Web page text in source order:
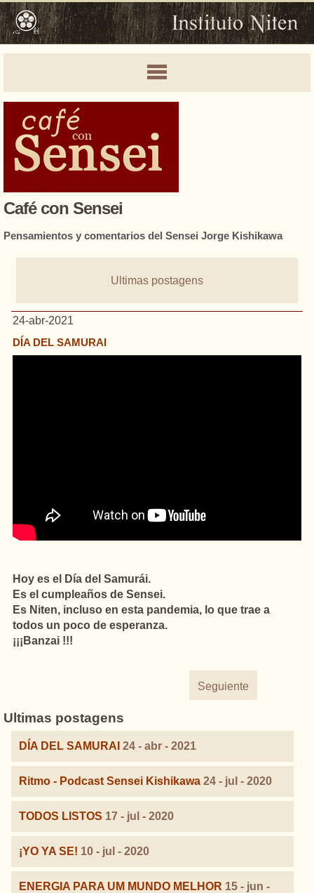
Café con Sensei
Pensamientos y comentarios del Sensei Jorge Kishikawa
Ultimas postagens
24-abr-2021
DÍA DEL SAMURAI
Hoy es el Día del Samurái.
Es el cumpleaños de Sensei.
Es Niten, incluso en esta pandemia, lo que trae a
todos un poco de esperanza.
¡¡¡Banzai !!!
Seguiente
Ultimas postagens
DÍA DEL SAMURAI 24 - abr - 2021
Ritmo - Podcast Sensei Kishikawa 24 - jul - 2020
TODOS LISTOS 17 - jul - 2020
¡YO YA SE! 10 - jul - 2020
ENERGIA PARA UM MUNDO MELHOR 15 - jun -